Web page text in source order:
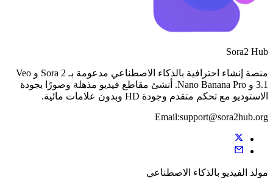
Sora2 Hub
منصة إنشاء احترافية بالذكاء الاصطناعي مدعومة بـ Sora 2 و Veo
3.1 و Nano Banana Pro. أنشئ مقاطع فيديو مذهلة وصورًا بجودة
الاستوديو مع تحكم متقدم وجودة HD وبدون علامات مائية.
Email:support@sora2hub.org
مولد الفيديو بالذكاء الاصطناعي